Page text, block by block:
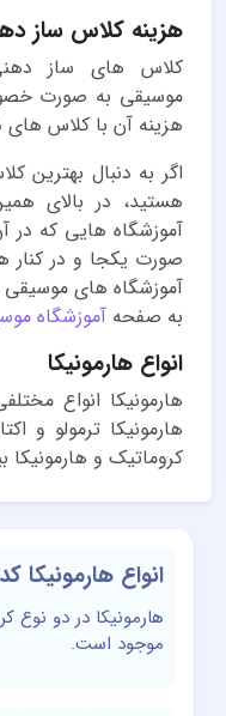
هزینه کلاس ساز
کلاس های ساز
موسیقی به صورت
هزینه آن با کلاس های
اگر به دنبال
هستید، در بالای
آموزشگاه هایی که در
صورت یکجا و در کنار
آموزشگاه های موسیقی
به صفحه آموزشگاه
انواع هارمونیکا
هارمونیکا انواع
هارمونیکا ترمولو و
کروماتیک و هارمونیکا
انواع هارمونیکا
هارمونیکا در دو نوع
موجود است.